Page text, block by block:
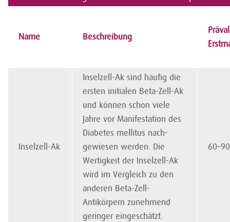
Name Beschreibung
Inselzell-Ak
Inselzell-Ak sind häufig die
ersten initialen Beta-Zell-Ak
und können schon viele
Jahre vor Manifestation des
Diabetes mellitus nach­
gewiesen werden. Die
Wertigkeit der Inselzell-Ak
wird im Vergleich zu den
anderen Beta-Zell-
Antikörpern zunehmend
geringer eingeschätzt.